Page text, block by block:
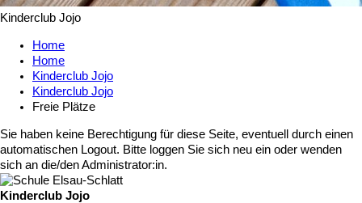
Kinderclub Jojo
Home
Home
Kinderclub Jojo
Kinderclub Jojo
Freie Plätze
Sie haben keine Berechtigung für diese Seite, eventuell durch einen
automatischen Logout. Bitte loggen Sie sich neu ein oder wenden
sich an die/den Administrator:in.
Kinderclub Jojo